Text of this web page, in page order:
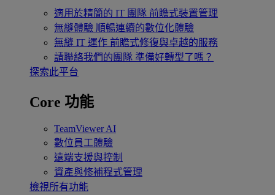
適用於精簡的 IT 團隊 前瞻式裝置管理
無縫體驗 順暢連續的數位化體驗
無縫 IT 運作 前瞻式修復與卓越的服務
請聯絡我們的團隊 準備好轉型了嗎？
探索此平台
Core 功能
TeamViewer AI
數位員工體驗
遠端支援與控制
資產與修補程式管理
檢視所有功能